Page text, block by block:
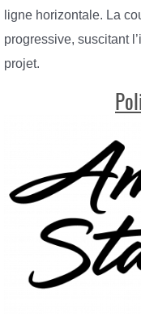
ligne horizontale. La
progressive, suscitant
projet.